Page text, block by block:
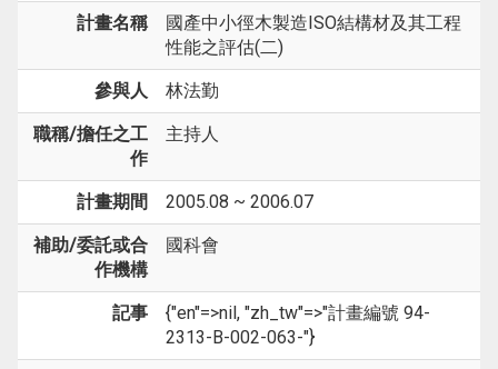
計畫名稱
國產中小徑木製造ISO結構材及其工程
性能之評估(二)
參與人 林法勤
職稱/擔任之工
作
主持人
計畫期間 2005.08 ~ 2006.07
補助/委託或合
作機構
國科會
記事
{"en"=>nil, "zh_tw"=>"計畫編號 94-
2313-B-002-063-"}